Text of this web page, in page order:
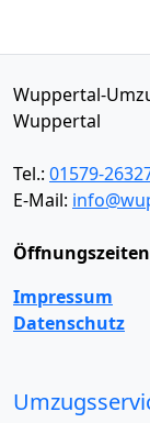
Wuppertal-
Wuppertal
Tel.: 01579-
E-Mail:
Impressum
Datenschutz